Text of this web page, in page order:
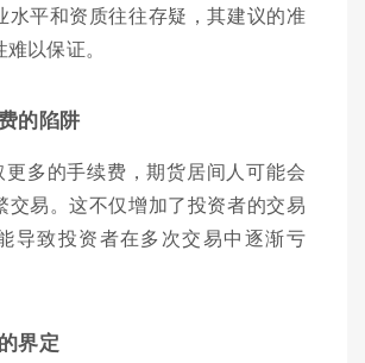
水平和资质往往存疑，其建议的准
以保证。
的陷阱
更多的手续费，期货居间人可能会
交易。这不仅增加了投资者的交易
导致投资者在多次交易中逐渐亏
界定